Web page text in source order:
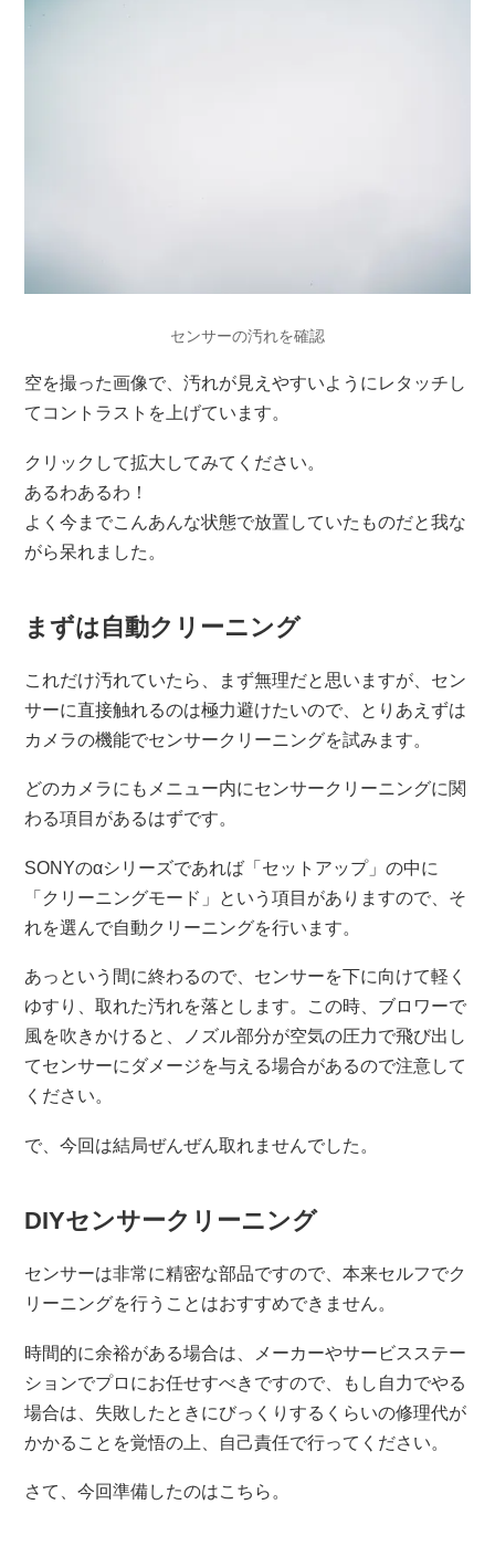
センサーの汚れを確認
空を撮った画像で、汚れが見えやすいようにレタッチし
てコントラストを上げています。
クリックして拡大してみてください。
あるわあるわ！
よく今までこんあんな状態で放置していたものだと我な
がら呆れました。
まずは自動クリーニング
これだけ汚れていたら、まず無理だと思いますが、セン
サーに直接触れるのは極力避けたいので、とりあえずは
カメラの機能でセンサークリーニングを試みます。
どのカメラにもメニュー内にセンサークリーニングに関
わる項目があるはずです。
SONYのαシリーズであれば「セットアップ」の中に
「クリーニングモード」という項目がありますので、そ
れを選んで自動クリーニングを行います。
あっという間に終わるので、センサーを下に向けて軽く
ゆすり、取れた汚れを落とします。この時、ブロワーで
風を吹きかけると、ノズル部分が空気の圧力で飛び出し
てセンサーにダメージを与える場合があるので注意して
ください。
で、今回は結局ぜんぜん取れませんでした。
DIYセンサークリーニング
センサーは非常に精密な部品ですので、本来セルフでク
リーニングを行うことはおすすめできません。
時間的に余裕がある場合は、メーカーやサービスステー
ションでプロにお任せすべきですので、もし自力でやる
場合は、失敗したときにびっくりするくらいの修理代が
かかることを覚悟の上、自己責任で行ってください。
さて、今回準備したのはこちら。